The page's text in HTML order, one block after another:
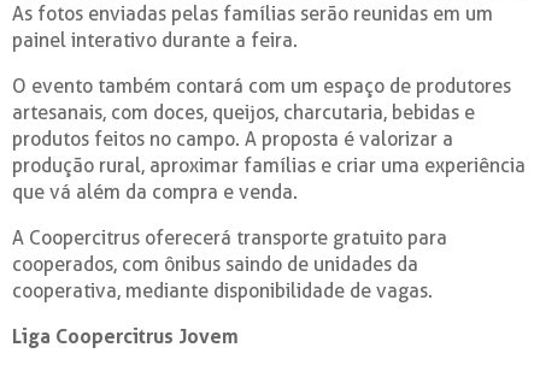
As fotos enviadas pelas famílias serão reunidas em um
painel interativo durante a feira.
O evento também contará com um espaço de produtores
artesanais, com doces, queijos, charcutaria, bebidas e
produtos feitos no campo. A proposta é valorizar a
produção rural, aproximar famílias e criar uma experiência
que vá além da compra e venda.
A Coopercitrus oferecerá transporte gratuito para
cooperados, com ônibus saindo de unidades da
cooperativa, mediante disponibilidade de vagas.
Liga Coopercitrus Jovem